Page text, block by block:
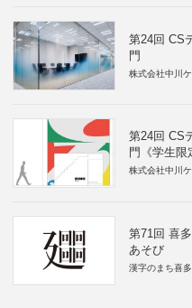
第24回 CS
門
株式会社中川
第24回 CS
門《学生限
株式会社中川
第71回 喜
あそび
漢字のまち喜